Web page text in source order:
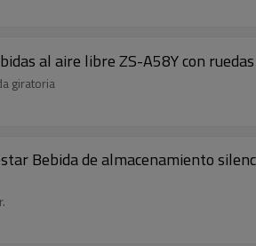
al aire libre ZS-A58Y con
giratoria
Bebida de almacenamiento